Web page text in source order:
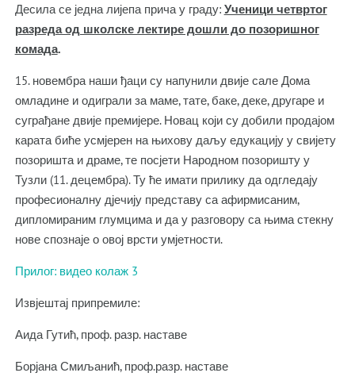
Десила се једна лијепа прича у граду: Ученици четвртог
разреда од школске лектире дошли до позоришног
комада.
15. новембра наши ђаци су напунили двије сале Дома
омладине и одиграли за маме, тате, баке, деке, другаре и
суграђане двије премијере. Новац који су добили продајом
карата биће усмјерен на њихову даљу едукацију у свијету
позоришта и драме, те посјети Народном позоришту у
Тузли (11. децембра). Ту ће имати прилику да одгледају
професионалну дјечију представу са афирмисаним,
дипломираним глумцима и да у разговору са њима стекну
нове спознаје о овој врсти умјетности.
Прилог: видео колаж 3
Извјештај припремиле:
Аида Гутић, проф. разр. наставе
Борјана Смиљанић, проф.разр. наставе